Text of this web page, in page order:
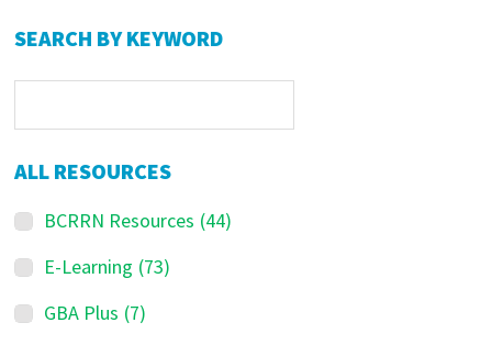
Primary
SEARCH BY KEYWORD
ALL RESOURCES
BCRRN Resources (44)
E-Learning (73)
GBA Plus (7)